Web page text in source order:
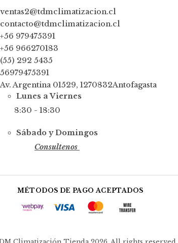
ventas2@tdmclimatizacion.cl
contacto@tdmclimatizacion.cl
+56 979475391
+56 966270183
(55) 292 5435
56979475391
Av. Argentina 01529, 1270832Antofagasta
Lunes a Viernes
8:30 - 18:30
Sábado y Domingos
Consultenos
MÉTODOS DE PAGO ACEPTADOS